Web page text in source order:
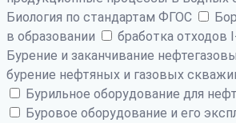
Биология по стандартам ФГОС
в образовании
бработка отходов
Бурение и заканчивание
бурение нефтяных и газовых
Бурильное оборудование для
Буровое оборудование и его